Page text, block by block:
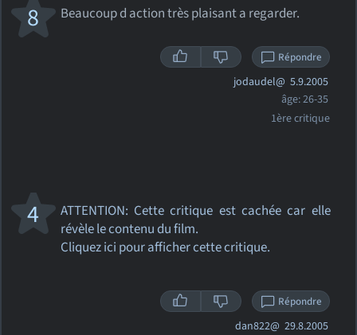
Beaucoup d action très plaisant a regarder.
8
Répondre
jodaudel@ 5.9.2005
âge: 26-35
1ère critique
ATTENTION: Cette critique est cachée car elle
révèle le contenu du film.
Cliquez ici pour afficher cette critique.
4
Répondre
dan822@ 29.8.2005